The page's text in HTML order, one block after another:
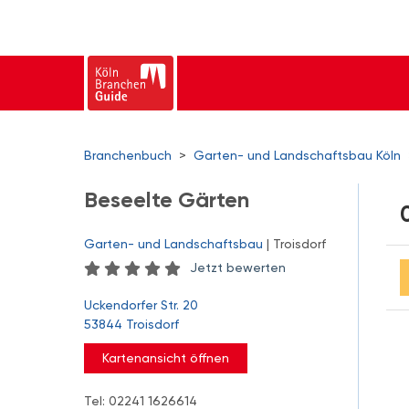
Branchenbuch > Garten- und Landschaftsbau Köln
Beseelte Gärten
Garten- und Landschaftsbau | Troisdorf
Jetzt bewerten
Uckendorfer Str. 20
53844 Troisdorf
Kartenansicht öffnen
Tel: 02241 1626614